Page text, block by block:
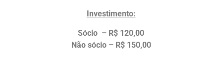
Investimento:
Sócio – R$ 120,00
Não sócio – R$ 150,00